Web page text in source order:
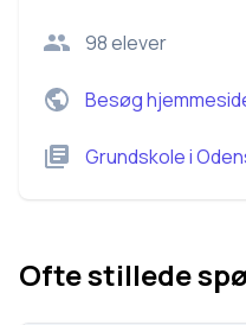
98elever
Besøg
Grundskolei
Ofte stillede